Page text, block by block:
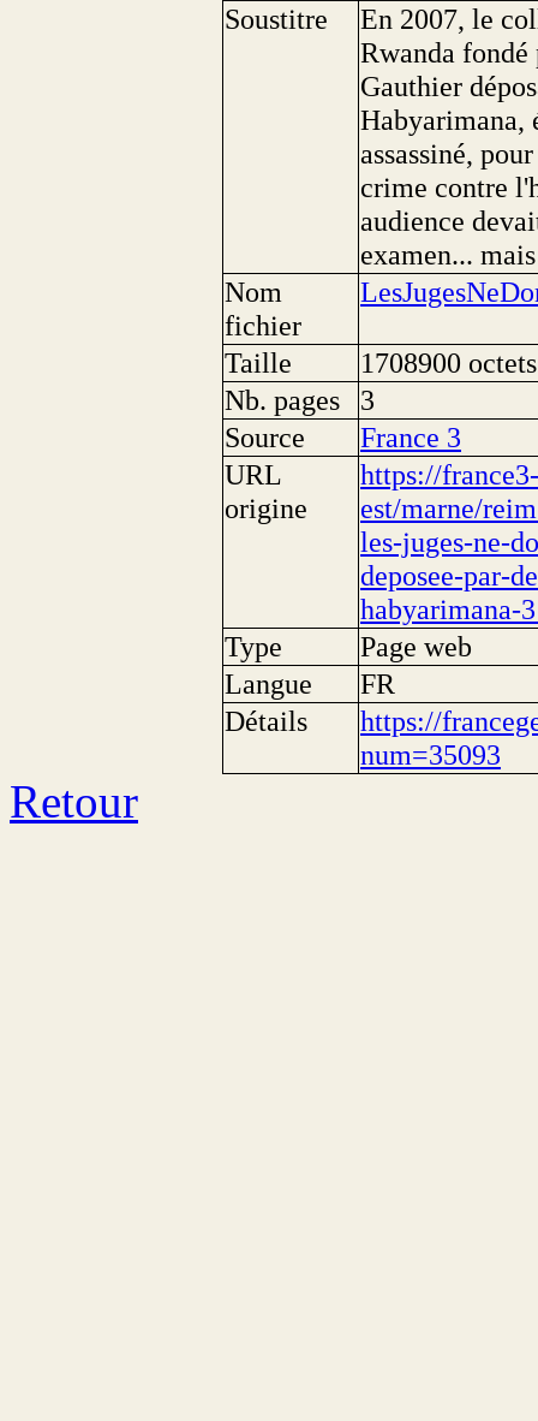
Soustitre
En 2007, le
Rwanda
Gauthier
Habyarimana,
assassiné,
crime contre
audience
examen...
Nom
fichier
Taille
1708900 octets
Nb. pages
3
Source
France 3
URL
origine
https://
est/marne/
les-juges-ne-
deposee-par-
habyarimana-
Type
Page web
Langue
FR
Détails
https://
num=35093
Retour